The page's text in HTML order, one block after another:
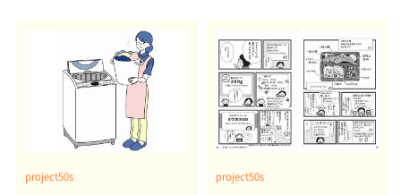
project50s project50s